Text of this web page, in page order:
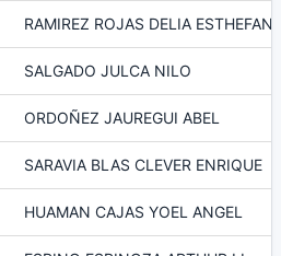
RAMIREZ ROJAS DELIA
SALGADO JULCA NILO
ORDOÑEZ JAUREGUI ABEL
SARAVIA BLAS CLEVER ENRIQUE
HUAMAN CAJAS YOEL ANGEL